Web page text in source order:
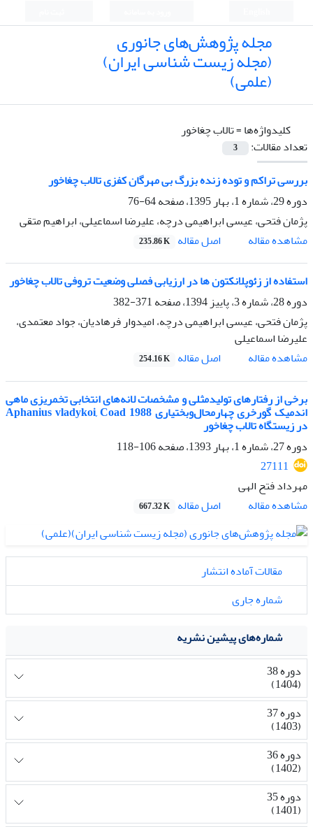
مجله پژوهش‌های جانوری
(مجله زیست شناسی ایران)
(علمی)
کلیدواژه‌ها =تالاب چغاخور
تعداد مقالات:
3
بررسی تراکم و توده زنده بزرگ بی مهرگان کفزی تالاب چغاخور
دوره 29، شماره 1، بهار 1395، صفحه
64-76
پژمان فتحی، عیسی ابراهیمی درچه، علیرضا اسماعیلی، ابراهیم متقی
مشاهده مقاله
اصل مقاله 235.86 K
استفاده از زئوپلانکتون ها در ارزیابی فصلی وضعیت تروفی تالاب چغاخور
دوره 28، شماره 3، پاییز 1394، صفحه
371-382
پژمان فتحی، عیسی ابراهیمی درچه، امیدوار فرهادیان، جواد معتمدی،
علیرضا اسماعیلی
مشاهده مقاله
اصل مقاله 254.16 K
برخی از رفتارهای تولیدمثلی و مشخصات لانه‌های انتخابی تخمریزی ماهی
اندمیک گورخری چهارمحال‌و‌بختیاری Aphanius vladykoi, Coad 1988
در زیستگاه تالاب چغاخور
دوره 27، شماره 1، بهار 1393، صفحه
106-118
27111
مهرداد فتح الهی
مشاهده مقاله
اصل مقاله 667.32 K
مقالات آماده انتشار
شماره جاری
شماره‌های پیشین نشریه
دوره 38
(1404)
دوره 37
(1403)
دوره 36
(1402)
دوره 35
(1401)